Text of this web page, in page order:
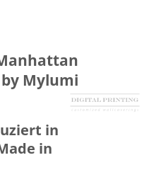
Mylumi
in
in